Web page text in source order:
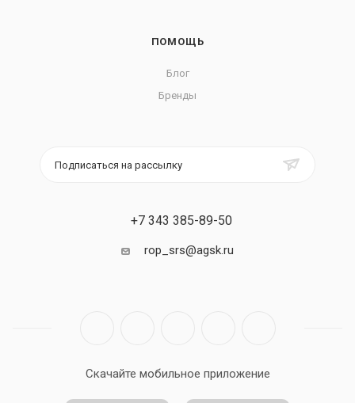
ПОМОЩЬ
Блог
Бренды
Подписаться на рассылку
+7 343 385-89-50
rop_srs@agsk.ru
Скачайте мобильное приложение